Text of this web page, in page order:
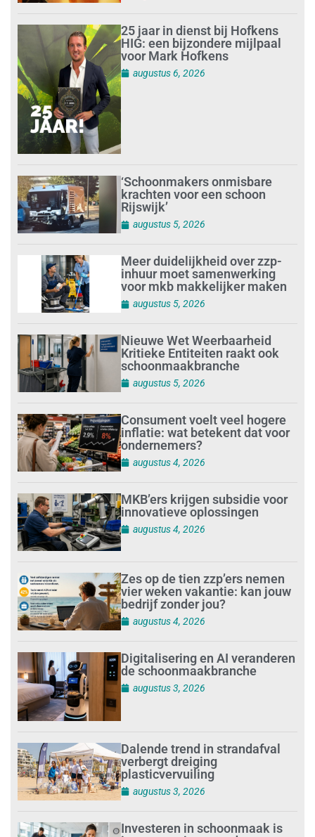
25 jaar in dienst bij Hofkens
HIG: een bijzondere mijlpaal
voor Mark Hofkens
augustus 6, 2026
‘Schoonmakers onmisbare
krachten voor een schoon
Rijswijk’
augustus 5, 2026
Meer duidelijkheid over zzp-
inhuur moet samenwerking
voor mkb makkelijker maken
augustus 5, 2026
Nieuwe Wet Weerbaarheid
Kritieke Entiteiten raakt ook
schoonmaakbranche
augustus 5, 2026
Consument voelt veel hogere
inflatie: wat betekent dat voor
ondernemers?
augustus 4, 2026
MKB’ers krijgen subsidie voor
innovatieve oplossingen
augustus 4, 2026
Zes op de tien zzp’ers nemen
vier weken vakantie: kan jouw
bedrijf zonder jou?
augustus 4, 2026
Digitalisering en AI veranderen
de schoonmaakbranche
augustus 3, 2026
Dalende trend in strandafval
verbergt dreiging
plasticvervuiling
augustus 3, 2026
Investeren in schoonmaak is